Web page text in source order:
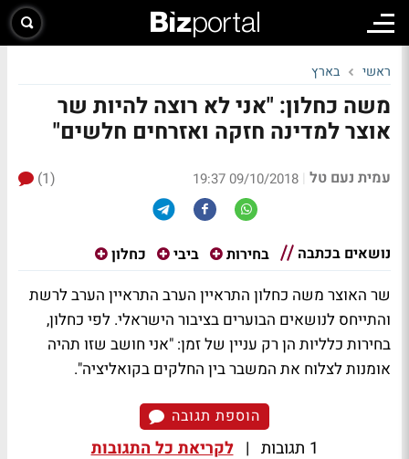
ראשי בארץ
משה כחלון: "אני לא רוצה להיות שר
אוצר למדינה חזקה ואזרחים חלשים"
עמית נעם טל |
09/10/2018 19:37
(1)
נושאים בכתבה בחירות ביבי כחלון
שר האוצר משה כחלון התראיין הערב התראיין הערב לרשת
והתייחס לנושאים הבוערים בציבור הישראלי. לפי כחלון,
בחירות כלליות הן רק עניין של זמן: "אני חושב שזו תהיה
אומנות לצלוח את המשבר בין החלקים בקואליציה".
הוספת תגובה
1 תגובות | לקריאת כל התגובות